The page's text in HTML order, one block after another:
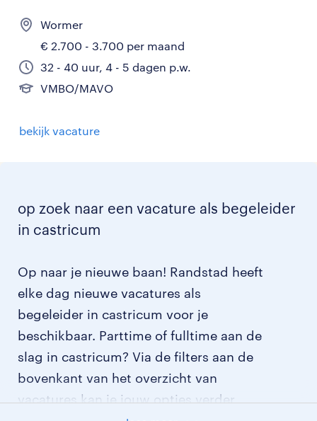
Wormer
€ 2.700 - 3.700 per maand
32 - 40 uur, 4 - 5 dagen p.w.
VMBO/MAVO
bekijk vacature
op zoek naar een vacature als begeleider
in castricum
Op naar je nieuwe baan! Randstad heeft
elke dag nieuwe vacatures als
begeleider in castricum voor je
beschikbaar. Parttime of fulltime aan de
slag in castricum? Via de filters aan de
bovenkant van het overzicht van
vacatures kan je jouw opties verder